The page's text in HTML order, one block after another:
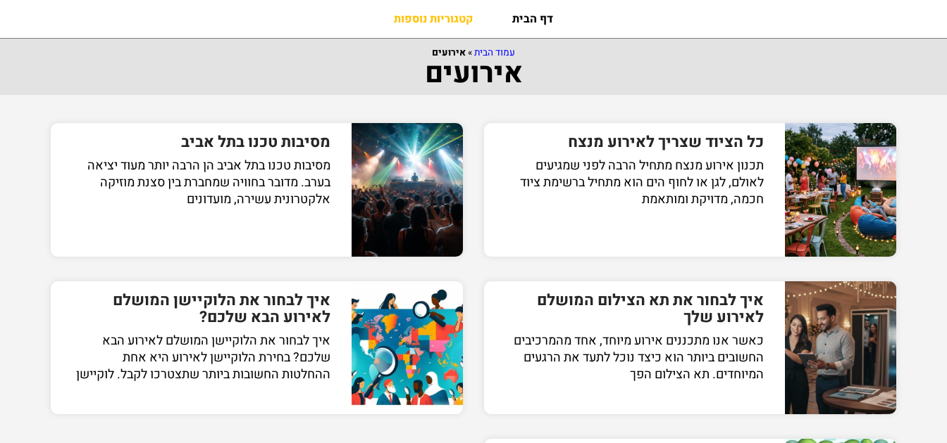
דף הבית קטגוריות נוספות
עמוד הבית»אירועים
אירועים
כל הציוד שצריך לאירוע מנצח
תכנון אירוע מנצח מתחיל הרבה לפני שמגיעים
לאולם, לגן או לחוף הים הוא מתחיל ברשימת ציוד
חכמה, מדויקת ומותאמת
מסיבות טכנו בתל אביב
מסיבות טכנו בתל אביב הן הרבה יותר מעוד יציאה
בערב. מדובר בחוויה שמחברת בין סצנת מוזיקה
אלקטרונית עשירה, מועדונים
איך לבחור את תא הצילום המושלם
לאירוע שלך
כאשר אנו מתכננים אירוע מיוחד, אחד מהמרכיבים
החשובים ביותר הוא כיצד נוכל לתעד את הרגעים
המיוחדים. תא הצילום הפך
איך לבחור את הלוקיישן המושלם
לאירוע הבא שלכם?
איך לבחור את הלוקיישן המושלם לאירוע הבא
שלכם? בחירת הלוקיישן לאירוע היא אחת
ההחלטות החשובות ביותר שתצטרכו לקבל. לוקיישן